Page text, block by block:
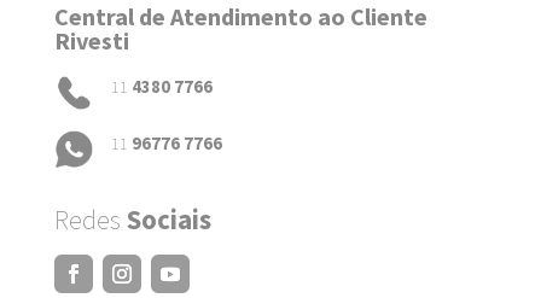
Central de Atendimento ao Cliente
Rivesti
11 4380 7766
11 96776 7766
Redes Sociais